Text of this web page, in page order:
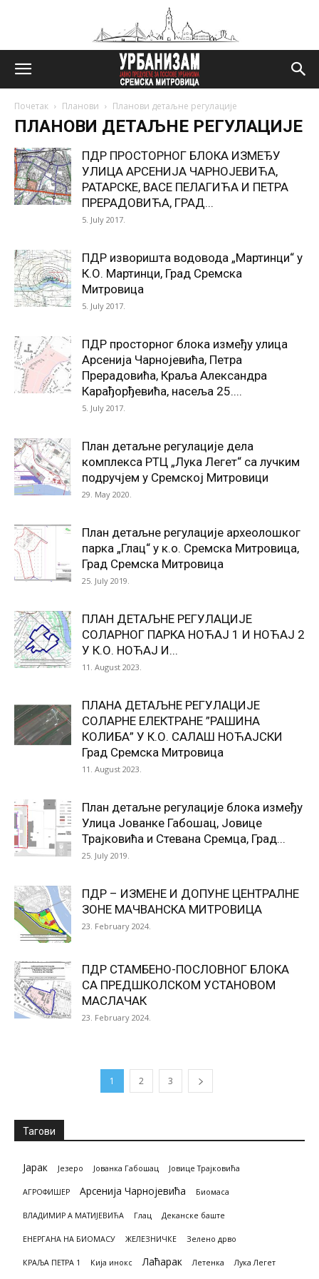
Почетак Планови Планови детаљне регулације
ПЛАНОВИ ДЕТАЉНЕ РЕГУЛАЦИЈЕ
ПДР ПРОСТОРНОГ БЛОКА ИЗМЕЂУ
УЛИЦА АРСЕНИЈА ЧАРНОЈЕВИЋА,
РАТАРСКЕ, ВАСЕ ПЕЛАГИЋА И ПЕТРА
ПРЕРАДОВИЋА, ГРАД...
5. July 2017.
ПДР изворишта водовода „Мартинци“ у
К.О. Мартинци, Град Сремска
Митровица
5. July 2017.
ПДР просторног блока између улица
Арсенија Чарнојевића, Петра
Прерадовића, Краља Александра
Карађорђевића, насеља 25....
5. July 2017.
План детаљне регулације дела
комплекса РТЦ „Лука Легет“ са лучким
подручјем у Сремској Митровици
29. May 2020.
План детаљне регулације археолошког
парка „Глац“ у к.о. Сремска Митровица,
Град Сремска Митровица
25. July 2019.
ПЛАН ДЕТАЉНЕ РЕГУЛАЦИЈЕ
СОЛАРНОГ ПАРКА НОЋАЈ 1 И НОЋАЈ 2
У К.О. НОЋАЈ И...
11. August 2023.
ПЛАНА ДЕТАЉНЕ РЕГУЛАЦИЈЕ
СОЛАРНЕ ЕЛЕКТРАНЕ ”РАШИНА
КОЛИБА” У К.О. САЛАШ НОЋАЈСКИ
Град Сремска Митровица
11. August 2023.
План детаљне регулације блока између
Улица Јованке Габошац, Јовице
Трајковића и Стевана Сремца, Град...
25. July 2019.
ПДР – ИЗМЕНЕ И ДОПУНЕ ЦЕНТРАЛНЕ
ЗОНЕ МАЧВАНСКА МИТРОВИЦА
23. February 2024.
ПДР СТАМБЕНО-ПОСЛОВНОГ БЛОКА
СА ПРЕДШКОЛСКОМ УСТАНОВОМ
МАСЛАЧАК
23. February 2024.
1 2 3
Тагови
Јарак Језеро Јованка Габошац Јовице Трајковића
АГРОФИШЕР Арсенија Чарнојевића Биомасa
ВЛАДИМИР А МАТИЈЕВИЋА Глац Деканске баште
ЕНЕРГАНА НА БИОМАСУ ЖЕЛЕЗНИЧКЕ Зелено дрво
КРАЉА ПЕТРА 1 Кија инокс Лаћарак Летенка Лука Легет